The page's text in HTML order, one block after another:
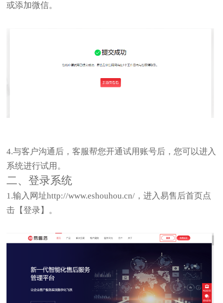
或添加微信。
4.与客户沟通后，客服帮您开通试用账号后，您可以进入
系统进行试用。
二、登录系统
1.输入网址http://www.eshouhou.cn/，进入易售后首页点
击【登录】。